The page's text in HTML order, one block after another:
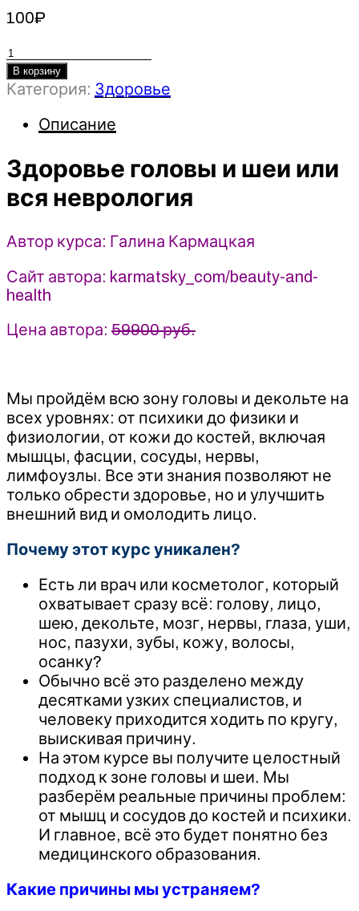
100₽
Количество
товара
Здоровье
или
вся
неврология
Галина
(2025)
В корзину
Категория: Здоровье
Описание
Здоровье головы и шеи или
вся неврология
Автор курса: Галина Кармацкая
Сайт автора: karmatsky_com/beauty-and-
health
Цена автора: 59900 руб.
Мы пройдём всю зону головы и декольте на
всех уровнях: от психики до физики и
физиологии, от кожи до костей, включая
мышцы, фасции, сосуды, нервы,
лимфоузлы. Все эти знания позволяют не
только обрести здоровье, но и улучшить
внешний вид и омолодить лицо.
Почему этот курс уникален?
Есть ли врач или косметолог, который
охватывает сразу всё: голову, лицо,
шею, декольте, мозг, нервы, глаза, уши,
нос, пазухи, зубы, кожу, волосы,
осанку?
Обычно всё это разделено между
десятками узких специалистов, и
человеку приходится ходить по кругу,
выискивая причину.
На этом курсе вы получите целостный
подход к зоне головы и шеи. Мы
разберём реальные причины проблем:
от мышц и сосудов до костей и психики.
И главное, всё это будет понятно без
медицинского образования.
Какие причины мы устраняем?